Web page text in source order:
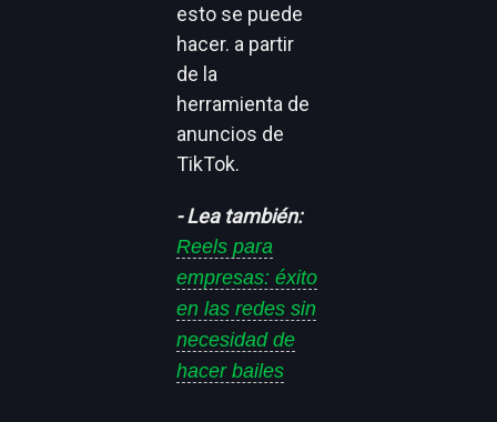
esto se puede
hacer. a partir
de la
herramienta de
anuncios de
TikTok.
- Lea también:
Reels para
empresas: éxito
en las redes sin
necesidad de
hacer bailes